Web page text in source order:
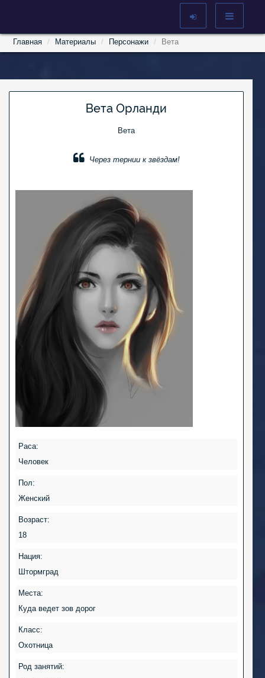
Главная Материалы Персонажи Вета
Вета Орланди
Вета
Через тернии к звёздам!
Раса:
Человек
Пол:
Женский
Возраст:
18
Нация:
Штормград
Места:
Куда ведет зов дорог
Класс:
Охотница
Род занятий: